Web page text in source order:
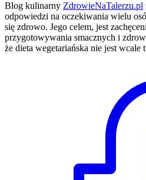
Blog kulinarny ZdrowieNaTalerzu.pl
odpowiedzi na oczekiwania wielu
się zdrowo. Jego celem, jest
przygotowywania smacznych i
że dieta wegetariańska nie jest